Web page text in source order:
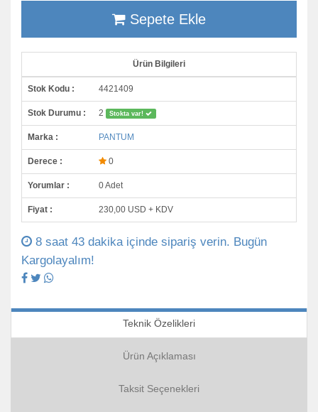
Sepete Ekle
Ürün Bilgileri
Stok Kodu : 4421409
Stok Durumu : 2 Stokta var!
Marka : PANTUM
Derece : 0
Yorumlar : 0 Adet
Fiyat : 230,00 USD + KDV
8 saat 43 dakika içinde sipariş verin. Bugün
Kargolayalım!
Teknik Özelikleri
Ürün Açıklaması
Taksit Seçenekleri